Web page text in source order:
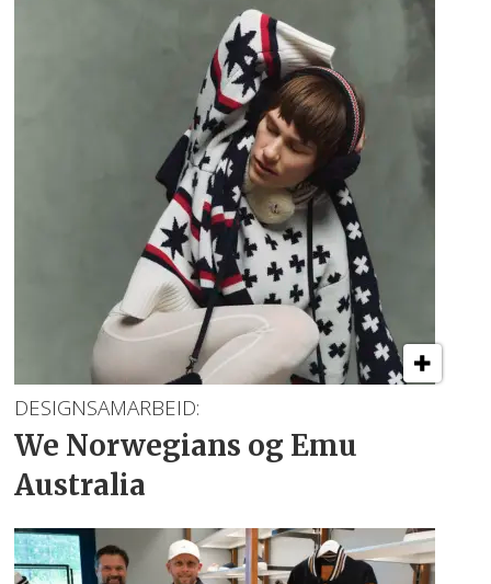
DESIGNSAMARBEID:
We Norwegians og Emu
Australia